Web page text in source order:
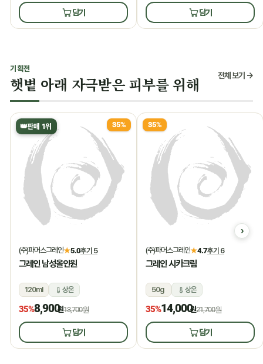
담기 담기
기획전
햇볕 아래 자극받은 피부를 위해 전체 보기 →
👑판매 1위 35%
(주)파머스그레인★5.0후기 5
그레인 남성올인원
120ml 상온
35%8,900원13,700원
담기
35%
(주)파머스그레인★4.7후기 6
그레인 시카크림
50g 상온
35%14,000원21,700원
담기